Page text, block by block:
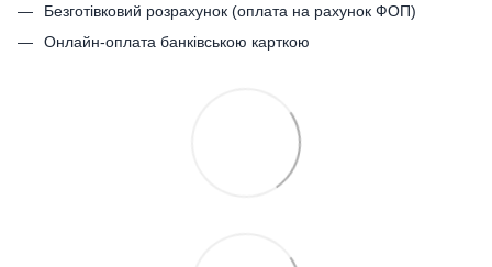
Безготівковий розрахунок (оплата на рахунок ФОП)
Онлайн-оплата банківською карткою